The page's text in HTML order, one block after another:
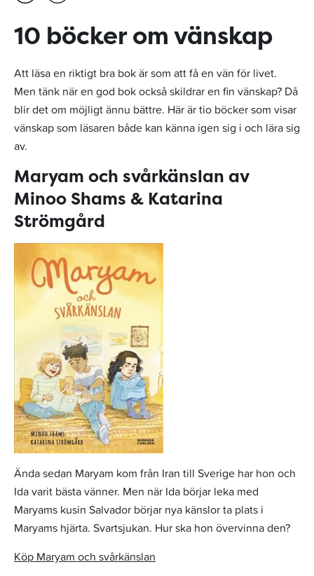
10 böcker om vänskap
Att läsa en riktigt bra bok är som att få en vän för livet.
Men tänk när en god bok också skildrar en fin vänskap? Då
blir det om möjligt ännu bättre. Här är tio böcker som visar
vänskap som läsaren både kan känna igen sig i och lära sig
av.
Maryam och svårkänslan av
Minoo Shams & Katarina
Strömgård
Ända sedan Maryam kom från Iran till Sverige har hon och
Ida varit bästa vänner. Men när Ida börjar leka med
Maryams kusin Salvador börjar nya känslor ta plats i
Maryams hjärta. Svartsjukan. Hur ska hon övervinna den?
Köp Maryam och svårkänslan